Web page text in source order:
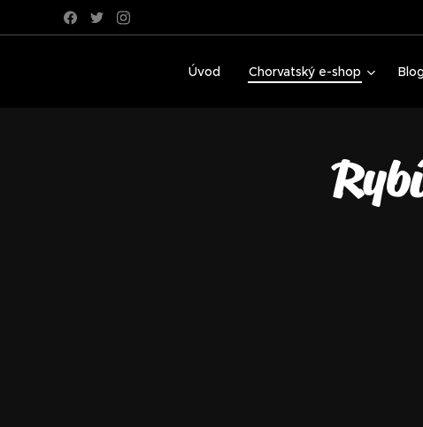
Úvod Chorvatský e-shop